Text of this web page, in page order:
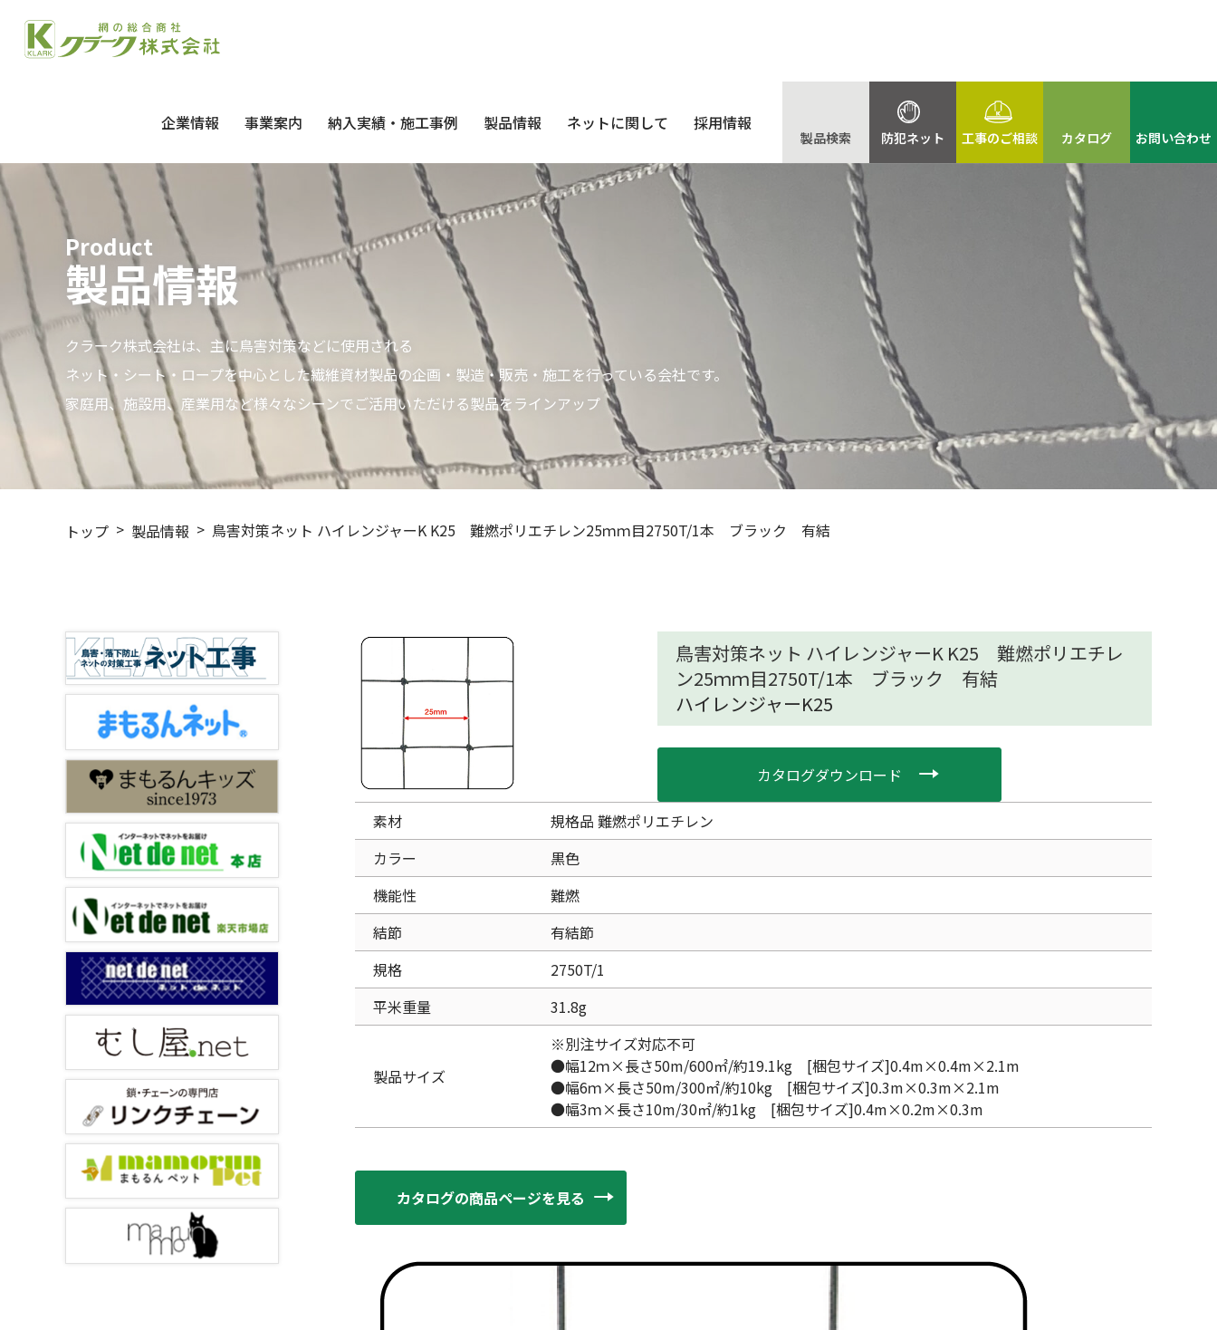
企業情報 事業案内 納入実績・施工事例 製品情報 ネットに関して 採用情報
製品検索 防犯ネット 工事のご相談 カタログ お問い合わせ
製品情報
Product
クラーク株式会社は、主に鳥害対策などに使用される
ネット・シート・ロープを中心とした繊維資材製品の企画・製造・販売・施工を行っている会社です。
家庭用、施設用、産業用など様々なシーンでご活用いただける製品をラインアップ
トップ 製品情報 鳥害対策ネット ハイレンジャーK K25 難燃ポリエチレン25ｍｍ目2750T/1本 ブラック 有結
鳥害対策ネット ハイレンジャーK K25 難燃ポリエチレ
ン25ｍｍ目2750T/1本 ブラック 有結
ハイレンジャーK25
カタログダウンロード
素材
規格品 難燃ポリエチレン
カラー
黒色
機能性
難燃
結節
有結節
規格
2750T/1
平米重量
31.8g
製品サイズ
※別注サイズ対応不可
●幅12ｍ×長さ50m/600㎡/約19.1kg [梱包サイズ]0.4m×0.4m×2.1m
●幅6ｍ×長さ50m/300㎡/約10kg [梱包サイズ]0.3m×0.3m×2.1m
●幅3ｍ×長さ10m/30㎡/約1kg [梱包サイズ]0.4m×0.2m×0.3m
カタログの商品ページを見る